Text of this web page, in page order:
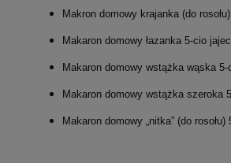
Makron domowy krajanka (do
Makaron domowy łazanka 5-cio
Makaron domowy wstążka wąska
Makaron domowy wstążka szeroka
Makaron domowy „nitka” (do rosołu)